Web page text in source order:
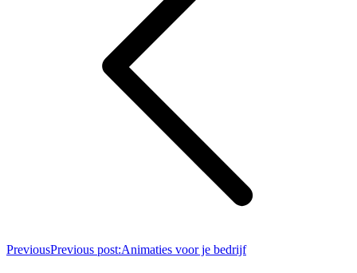
PreviousPrevious post:Animaties voor je bedrijf